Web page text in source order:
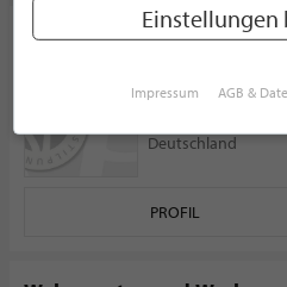
Thomas Schmidt -
Ledererweg 11
Deutschland
PROFIL
Einstellungen
Impressum AGB &